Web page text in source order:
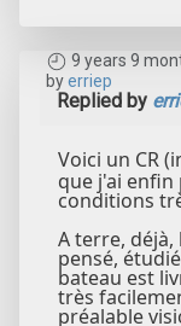
9 years 9
byerriep
Replied by
Voici un CR
que j'ai enfin
conditions
A terre,
pensé,
bateau est
très
préalable